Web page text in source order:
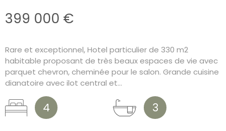
399 000 €
Rare et exceptionnel, Hotel particulier de 330 m2
habitable proposant de très beaux espaces de vie avec
parquet chevron, cheminée pour le salon. Grande cuisine
dianatoire avec ilot central et...
4 3